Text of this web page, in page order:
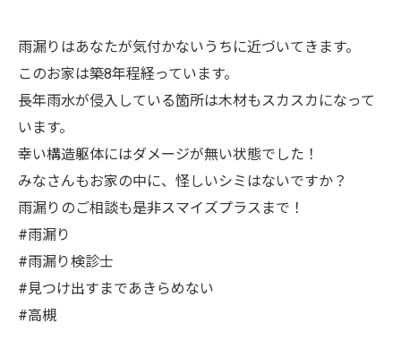
雨漏りはあなたが気付かないうちに近づいてきます。
このお家は築8年程経っています。
長年雨水が侵入している箇所は木材もスカスカになって
います。
幸い構造躯体にはダメージが無い状態でした！
みなさんもお家の中に、怪しいシミはないですか？
雨漏りのご相談も是非スマイズプラスまで！
#雨漏り
#雨漏り検診士
#見つけ出すまであきらめない
#高槻